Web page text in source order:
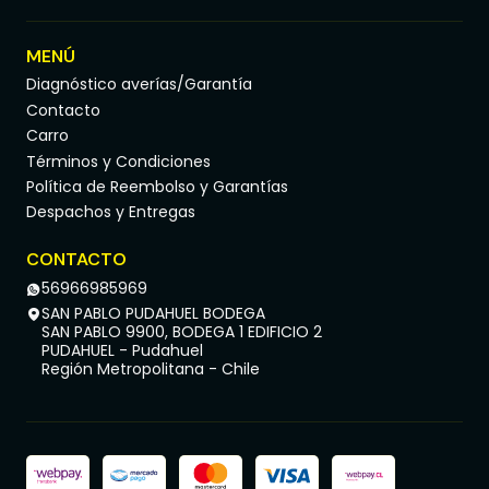
Kia Rio Jb 1.6 G4Ed MPI DOHC 16 VALV Cvvt 2006,
2007, 2008, 2009, 2010, 2011
Lo que recibes
Kit Embrague (Disco 215 mm + Prensa + Rodamiento).
Información de compra
Somos especialistas en repuestos automotrices. Emitimos
boleta o factura según requerimiento.
MENÚ
Diagnóstico averías/Garantía
Contacto
Carro
Términos y Condiciones
Política de Reembolso y Garantías
Despachos y Entregas
CONTACTO
56966985969
SAN PABLO PUDAHUEL BODEGA
SAN PABLO 9900, BODEGA 1 EDIFICIO 2
PUDAHUEL - Pudahuel
Región Metropolitana - Chile